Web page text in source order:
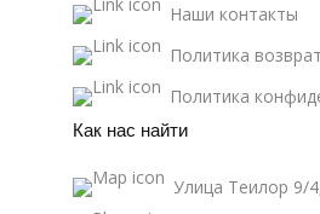
Наши контакты
Политика
Политика
Как нас найти
Улица Теилор 9/